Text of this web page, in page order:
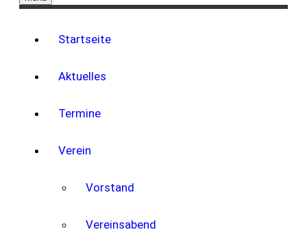
Startseite
Aktuelles
Termine
Verein
Vorstand
Vereinsabend